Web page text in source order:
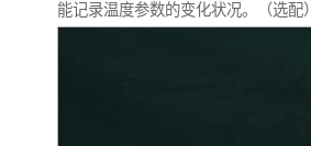
能记录温度参数的变化状况。（选配）